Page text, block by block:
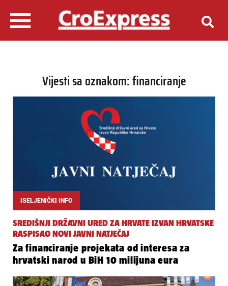
Vijesti sa oznakom: financiranje
ISELJENIČKI INFO
SREDIŠNJI DRŽAVNI URED ZA HRVATE IZVAN HRVATSKE
RASPISAO NOVI JAVNI NATJEČAJ
Za financiranje projekata od interesa za
hrvatski narod u BiH 10 milijuna eura